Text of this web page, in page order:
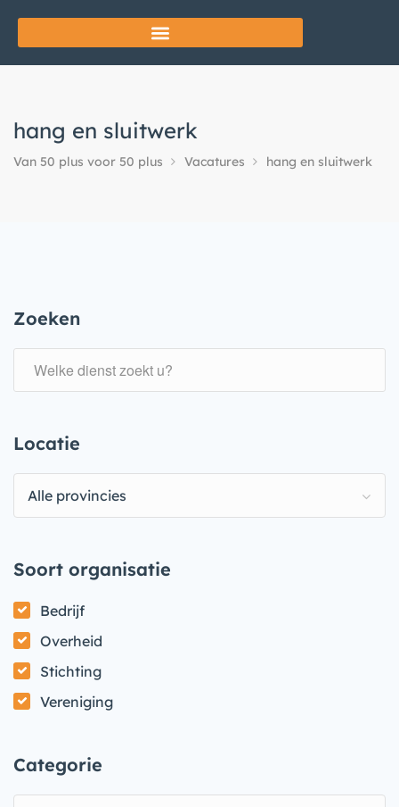
hang en sluitwerk
Van 50 plus voor 50 plus Vacatures hang en sluitwerk
Zoeken
Locatie
Alle provincies
Soort organisatie
Bedrijf
Overheid
Stichting
Vereniging
Categorie